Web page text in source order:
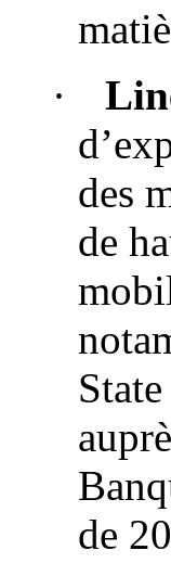
·
des
de
de